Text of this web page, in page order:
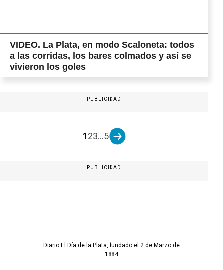
VIDEO. La Plata, en modo Scaloneta: todos
a las corridas, los bares colmados y así se
vivieron los goles
PUBLICIDAD
123...5
PUBLICIDAD
Diario El Día de la Plata, fundado el 2 de Marzo de
1884